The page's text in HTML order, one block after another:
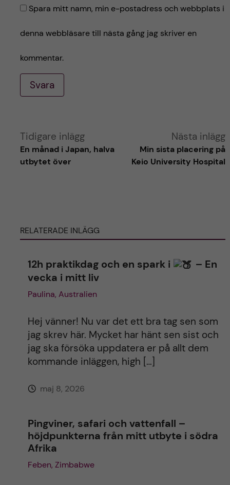
Spara mitt namn, min e-postadress och webbplats i
denna webbläsare till nästa gång jag skriver en
kommentar.
Svara
A
r
Tidigare inlägg
En månad i Japan, halva
utbytet över
Nästa inlägg
Min sista placering på
Keio University Hospital
RELATERADE INLÄGG
12h praktikdag och en spark i
– En
vecka i mitt liv
Paulina, Australien
Hej vänner! Nu var det ett bra tag sen som
jag skrev här. Mycket har hänt sen sist och
jag ska försöka uppdatera er på allt dem
kommande inläggen, high […]
maj 8, 2026
Pingviner, safari och vattenfall –
höjdpunkterna från mitt utbyte i södra
Afrika
Feben, Zimbabwe